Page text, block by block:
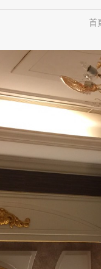
首